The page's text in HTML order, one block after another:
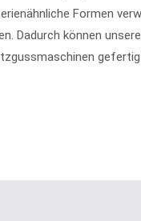
Formen
Dadurch können